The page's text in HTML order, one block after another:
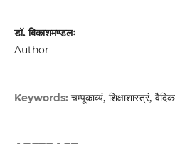
डॉ. बिकाशमण्डलः
Author
Keywords: चम्पूकाव्यं, शिक्षाशास्त्रं,